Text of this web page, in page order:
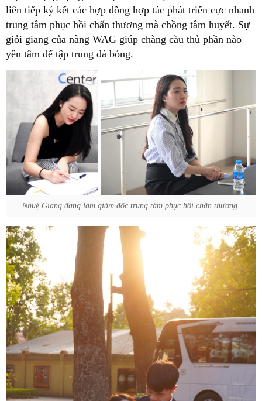
liên tiếp ký kết các hợp đồng hợp tác phát triển cực nhanh
trung tâm phục hồi chấn thương mà chồng tâm huyết. Sự
giỏi giang của nàng WAG giúp chàng cầu thủ phần nào
yên tâm để tập trung đá bóng.
Nhuệ Giang đang làm giám đốc trung tâm phục hồi chấn thương